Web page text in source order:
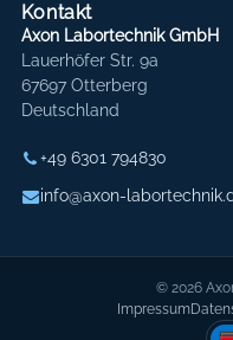
Kontakt
Axon Labortechnik GmbH
Lauerhöfer Str. 9a
67697 Otterberg
Deutschland
+49 6301 794830
info@axon-
© 2026
Impressum